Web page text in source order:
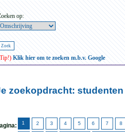
op:
Klik hier om te zoeken m.b.v. Google
zoekopdracht: studenten
1 2 3 4 5 6 7 8